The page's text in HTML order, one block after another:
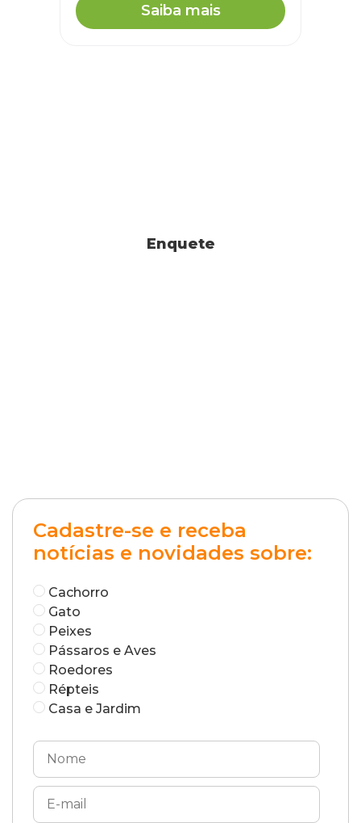
Saiba mais
Enquete
Cadastre-se e receba
notícias e novidades sobre:
Cachorro
Gato
Peixes
Pássaros e Aves
Roedores
Répteis
Casa e Jardim